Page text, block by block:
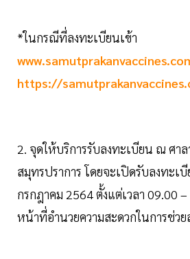
*ในกรณีที่ลงทะเบียนเข้า
https://
2. จุดให้บริการรับลงทะเบียน ณ ศาล
สมุทรปราการ โดยจะเปิดรับลงทะเ
กรกฎาคม 2564 ตั้งแต่เวลา 09.00
หน้าที่อำนวยความสะดวกในการช่ว